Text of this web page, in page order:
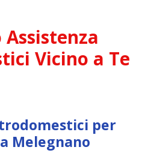
Vicino a Te
per
Melegnano